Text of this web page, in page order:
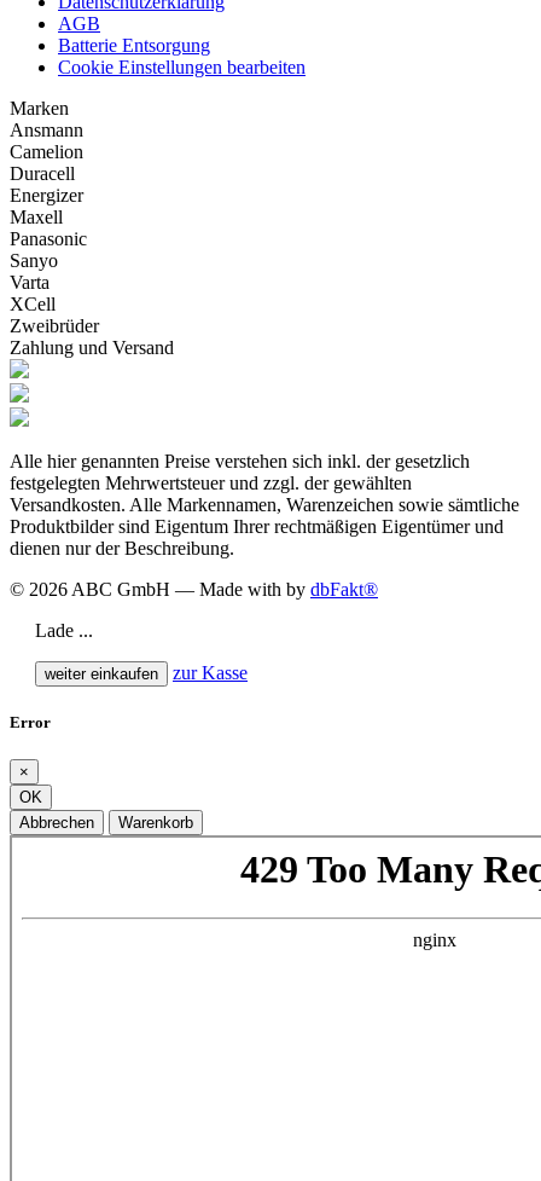
AGB
Batterie Entsorgung
Cookie Einstellungen bearbeiten
Marken
Ansmann
Camelion
Duracell
Energizer
Maxell
Panasonic
Sanyo
Varta
XCell
Zweibrüder
Zahlung und Versand
Alle hier genannten Preise verstehen sich inkl. der gesetzlich
festgelegten Mehrwertsteuer und zzgl. der gewählten
Versandkosten. Alle Markennamen, Warenzeichen sowie sämtliche
Produktbilder sind Eigentum Ihrer rechtmäßigen Eigentümer und
dienen nur der Beschreibung.
© 2026 ABC GmbH — Made with by dbFakt®
Lade ...
weiter einkaufen zur Kasse
Error
×
OK
Abbrechen
Warenkorb